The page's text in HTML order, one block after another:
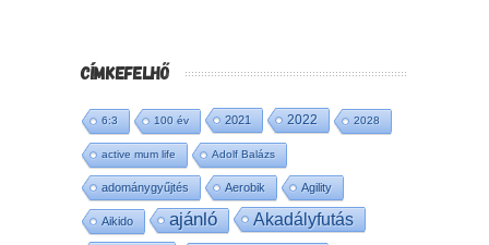
CÍMKEFELHŐ
6:3 100 év 2021 2022 2028
active mum life Adolf Balázs
adománygyűjtés Aerobik Agility
Aikido ajánló Akadályfutás